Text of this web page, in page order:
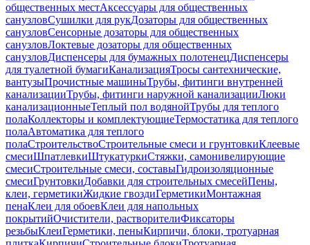
общественных местАксессуары для общественных
санузловСушилки для рукДозаторы для общественных
санузловСенсорные дозаторы для общественных
санузловЛоктевые дозаторы для общественных
санузловДиспенсеры для бумажных полотенецДиспенсеры
для туалетной бумагиКанализацияТросы сантехнические,
вантузыПрочистные машиныТрубы, фитинги внутренней
канализацииТрубы, фитинги наружной канализацииЛюки
канализационныеТеплый пол водянойТрубы для теплого
полаКоллекторы и комплектующиеТермостатика для теплого
полаАвтоматика для теплого
полаСтроительствоСтроительные смеси и грунтовкиКлеевые
смесиШпатлевкиШтукатуркиСтяжки, самонивелирующие
смесиСтроительные смеси, составыГидроизоляционные
смесиГрунтовкиДобавки для строительных смесейПены,
клеи, герметикиЖидкие гвоздиГерметикиМонтажная
пенаКлеи для обоевКлеи для напольных
покрытийОчистители, растворителиФиксаторы
резьбыКлеиГерметики, пеныКирпичи, блоки, тротуарная